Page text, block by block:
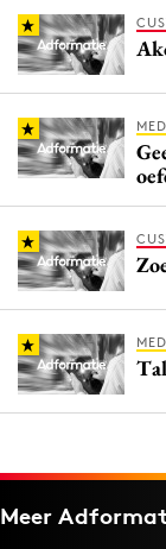
Meer